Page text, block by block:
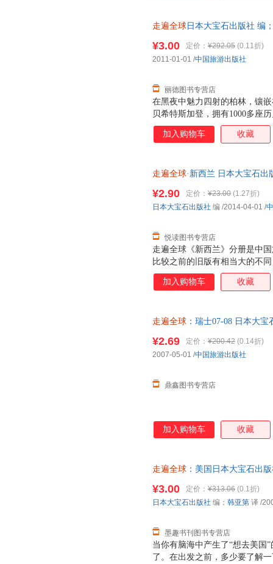
《北欧》和《或欧》。 取材时
07）》在篇幅允许的情况下，
关于读者优惠：《走遍全球：
走遍全球 日本大宝石出版社 编
在黑夜中魅力四射的柏林，镶
贝希特斯加登，拥有1000多座
和巴洛克宫殿为特色的明斯特
汉堡……一个个富有风情又历
的文化底蕴和魅力。
¥3.00 定价： ¥292.05 (0.11折)
丽德图书专营店
2011-01-01 /中国旅游出版社
加入购物车 收藏
走遍全球·新西兰 日本大宝石
走遍全球《新西兰》分册是中
比较之前的旧版有相当大的不
实用。该书对新西兰的基本信
巧等进行了详细地介绍，还通
性的精品指南宝典。 走遍全球
位介绍，以及精美的图片和双
的读者朋友。 走遍全球系列旅
¥2.90 定价： ¥23.00 (1.27折)
悦读图书专营店
日本大宝石出版社 编 /2014-04-01 /
加入购物车 收藏
走遍全球 ：瑞士07-08 日本大
¥2.69 定价： ¥200.42 (0.14折)
鼎鑫图书专营店
2007-05-01 /中国旅游出版社
加入购物车 收藏
走遍全球 ：美国日本大宝石出
当你有脑海中产生了“想去美国
了。在出发之前，多少要了解
¥3.00 定价： ¥313.06 (0.1折)
墨趣书刊图书专营店
日本大宝石出版社 编； 韩亚第 译 /